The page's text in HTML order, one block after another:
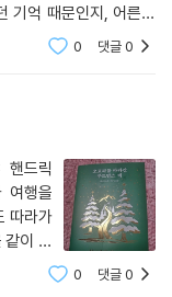
기억 때문인지, 어른이
. 그래서 가능하면 다
0 댓글0
핸드릭
여행을
따라가
이 떠
고 안경
0 댓글0